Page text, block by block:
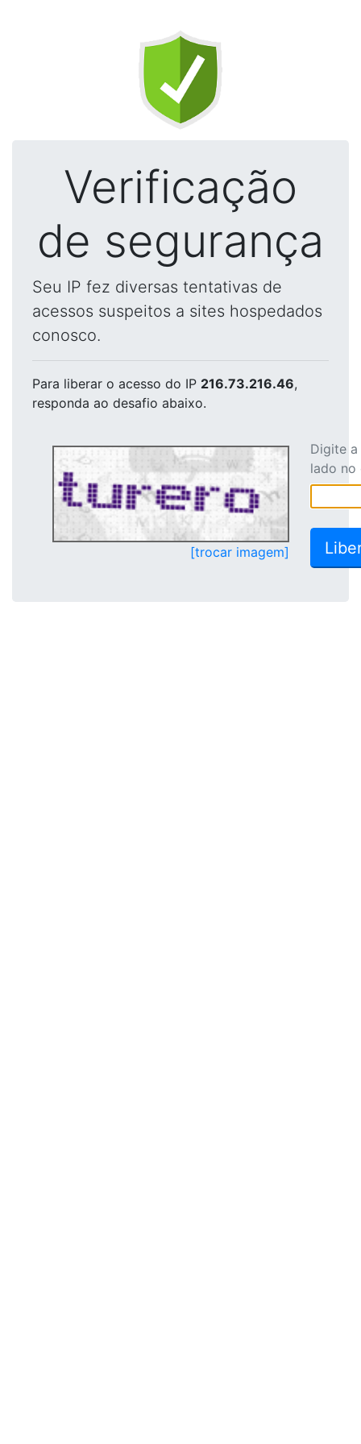
Verificação
de segurança
Seu IP fez diversas tentativas de
acessos suspeitos a sites hospedados
conosco.
Para liberar o acesso do IP 216.73.216.46,
responda ao desafio abaixo.
[trocar imagem]
Digite
lado no